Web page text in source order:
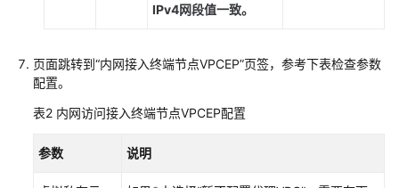
置
管
IPv4网段值一致。
页面跳转到“内网接入终端节点VPCEP”页签，参考下表检查参数
配置。
表2 内网访问接入终端节点VPCEP配置
参数 说明